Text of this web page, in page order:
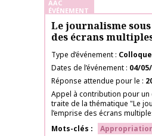
AAC
ÉVÉNEMENT
Le journalisme sous
des écrans
Type d’événement Colloque
Dates de l’événement 04/
Réponse attendue pour le
Appel à contribution pour un
traite de la thématique "Le
l’emprise des écrans
Mots-clés